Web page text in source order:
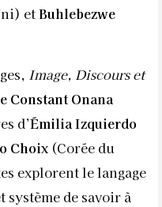
etBuhlebezwe
Image, Discours et
Constant Onana
d’Émilia Izquierdo
Choix (Corée du
explorent le langage
de savoir à